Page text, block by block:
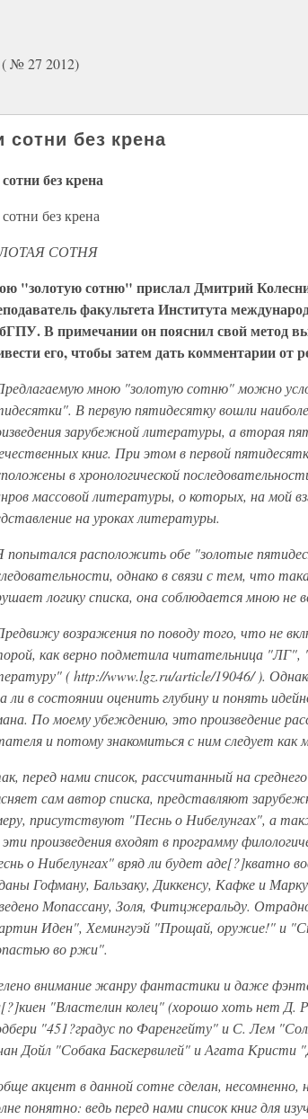
( № 27 2012)
сотни без крена
без крена
без крена
СОТНЯ
"золотую сотню" прислал Дмитрий
факультета Института
В примечании он пояснил свой метод
его, чтобы затем дать комментарии от
мною "золотую сотню" можно
В первую пятидесятку вошли
зарубежной литературы, а вторая
книг. При этом в первой
в хронологической
массовой литературы, о которых, на мой
на уроках литературы.
попытался расположить обе "золотые
однако в связи с тем, что
логику списка, она соблюдается мною не
возражения по поводу того, что не
как верно подметила читательница "ЛГ",
(http://www.lgz.ru/article/19046/ ).
ли в состоянии оценить глубину и понять
По моему убеждению, это произведение
и потому знакомиться с ним следует как
перед нами список, рассчитанный на
сам автор списка, представляют
присутствуют "Песнь о Нибелунгах", а
эти произведения входят в программу
о Нибелунгах" вряд ли будет аде[?]кватно
Гофману, Бальзаку, Диккенсу, Кафке и
Мопассану, Золя, Фитцжеральду.
Иден", Хемингуэй "Прощай, оружие!" и
во ржи".
внимание жанру фантастики и даже
"Властелин колец" (хорошо хоть нет
"451?градус по Фаренгейту" и С. Лем
Дойл "Собака Баскервилей" и Агата Кристи
акцент в данной сотне сделан, несомненно,
понятно: ведь перед нами список книг для